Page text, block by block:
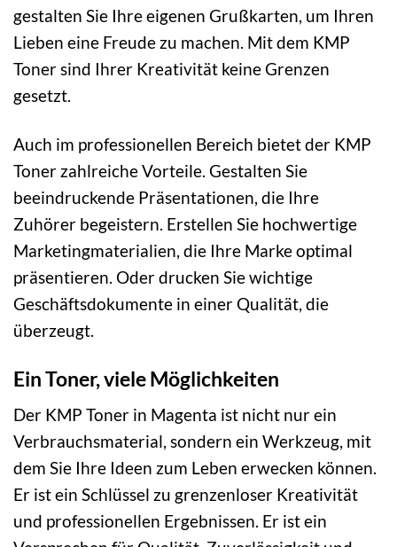
gestalten Sie Ihre eigenen Grußkarten, um Ihren
Lieben eine Freude zu machen. Mit dem KMP
Toner sind Ihrer Kreativität keine Grenzen
gesetzt.
Auch im professionellen Bereich bietet der KMP
Toner zahlreiche Vorteile. Gestalten Sie
beeindruckende Präsentationen, die Ihre
Zuhörer begeistern. Erstellen Sie hochwertige
Marketingmaterialien, die Ihre Marke optimal
präsentieren. Oder drucken Sie wichtige
Geschäftsdokumente in einer Qualität, die
überzeugt.
Ein Toner, viele Möglichkeiten
Der KMP Toner in Magenta ist nicht nur ein
Verbrauchsmaterial, sondern ein Werkzeug, mit
dem Sie Ihre Ideen zum Leben erwecken können.
Er ist ein Schlüssel zu grenzenloser Kreativität
und professionellen Ergebnissen. Er ist ein